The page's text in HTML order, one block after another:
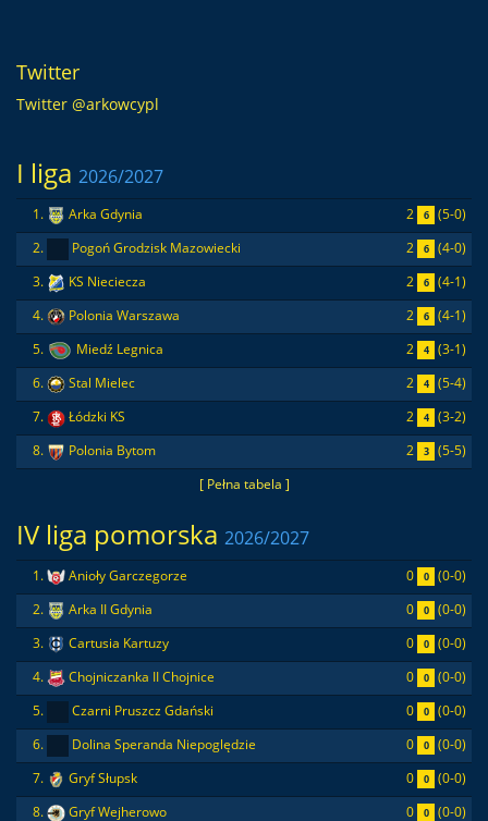
Twitter
Twitter @arkowcypl
I liga 2026/2027
[ Pełna tabela ]
1. Arka Gdynia 2 6
(5-0)
2.
Pogoń Grodzisk Mazowiecki 2 6
(4-0)
3.
KS Nieciecza 2 6
(4-1)
4.
Polonia Warszawa 2 6
(4-1)
5.
Miedź Legnica 2 4
(3-1)
6.
Stal Mielec 2 4
(5-4)
7.
Łódzki KS 2 4
(3-2)
8.
Polonia Bytom 2 3 (5-5)
IV liga pomorska 2026/2027
1. Anioły Garczegorze 0 0
(0-0)
2.
Arka II Gdynia 0 0
(0-0)
3.
Cartusia Kartuzy 0 0
(0-0)
4.
Chojniczanka II Chojnice 0 0
(0-0)
5.
Czarni Pruszcz Gdański 0 0
(0-0)
6.
Dolina Speranda Niepoględzie 0 0
(0-0)
7.
Gryf Słupsk 0 0
(0-0)
8.
Gryf Wejherowo 0 0 (0-0)